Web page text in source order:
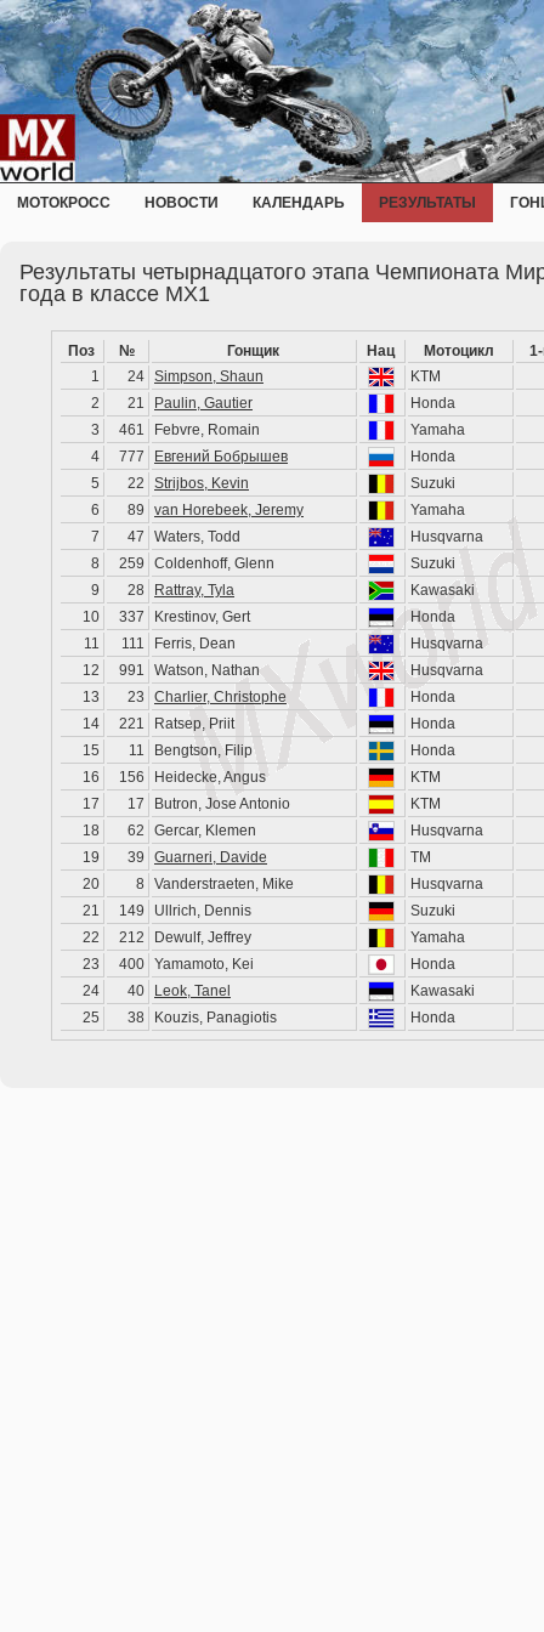
МОТОКРОСС НОВОСТИ КАЛЕНДАРЬ РЕЗУЛЬТАТЫ
Результаты четырнадцатого этапа Чемпионата
года в классе MX1
Поз № Гонщик Нац Мотоцикл
1
24 Simpson, Shaun
KTM
2
21 Paulin, Gautier
Honda
3
461 Febvre, Romain
Yamaha
4
777 Евгений Бобрышев
Honda
5
22 Strijbos, Kevin
Suzuki
6
89 van Horebeek, Jeremy
Yamaha
7
47 Waters, Todd
Husqvarna
8
259 Coldenhoff, Glenn
Suzuki
9
28 Rattray, Tyla
Kawasaki
10
337 Krestinov, Gert
Honda
11
111 Ferris, Dean
Husqvarna
12
991 Watson, Nathan
Husqvarna
13
23 Charlier, Christophe
Honda
14
221 Ratsep, Priit
Honda
15
11 Bengtson, Filip
Honda
16
156 Heidecke, Angus
KTM
17
17 Butron, Jose Antonio
KTM
18
62 Gercar, Klemen
Husqvarna
19
39 Guarneri, Davide
TM
20
8 Vanderstraeten, Mike
Husqvarna
21
149 Ullrich, Dennis
Suzuki
22
212 Dewulf, Jeffrey
Yamaha
23
400 Yamamoto, Kei
Honda
24
40 Leok, Tanel
Kawasaki
25
38 Kouzis, Panagiotis Honda